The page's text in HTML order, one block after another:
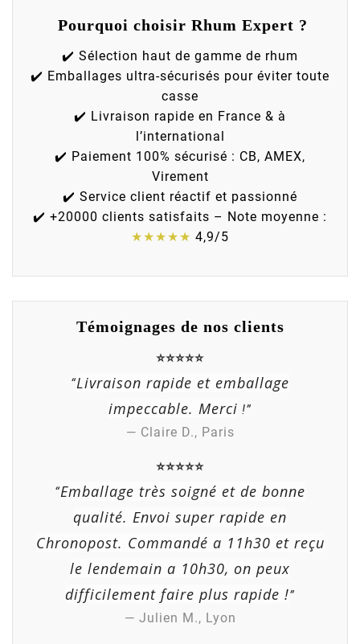
Pourquoi choisir Rhum Expert ?
✔️ Sélection haut de gamme de rhum
✔️ Emballages ultra-sécurisés pour éviter toute
casse
✔️ Livraison rapide en France & à
l’international
✔️ Paiement 100% sécurisé : CB, AMEX,
Virement
✔️ Service client réactif et passionné
✔️ +20000 clients satisfaits – Note moyenne :
★★★★★ 4,9/5
Témoignages de nos clients
⭐⭐⭐⭐⭐
“Livraison rapide et emballage
impeccable. Merci !”
— Claire D., Paris
⭐⭐⭐⭐⭐
“Emballage très soigné et de bonne
qualité. Envoi super rapide en
Chronopost. Commandé a 11h30 et reçu
le lendemain a 10h30, on peux
difficilement faire plus rapide !”
— Julien M., Lyon